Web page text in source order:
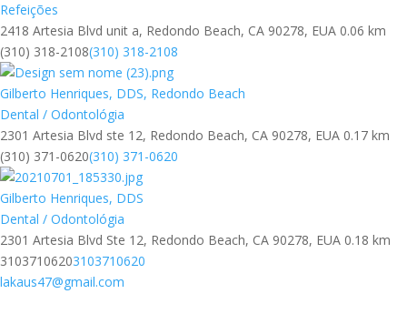
Refeições
2418 Artesia Blvd unit a, Redondo Beach, CA 90278, EUA 0.06 km
(310) 318-2108(310) 318-2108
Gilberto Henriques, DDS, Redondo Beach
Dental / Odontológia
2301 Artesia Blvd ste 12, Redondo Beach, CA 90278, EUA 0.17 km
(310) 371-0620(310) 371-0620
Gilberto Henriques, DDS
Dental / Odontológia
2301 Artesia Blvd Ste 12, Redondo Beach, CA 90278, EUA 0.18 km
31037106203103710620
lakaus47@gmail.com